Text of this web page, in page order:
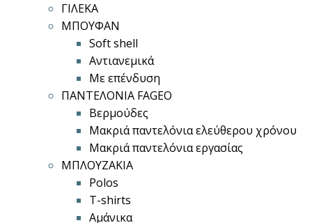
ΓΙΛΕΚΑ
ΜΠΟΥΦΑΝ
Soft shell
Αντιανεμικά
Με επένδυση
ΠΑΝΤΕΛΟΝΙΑ FAGEO
Βερμούδες
Μακριά παντελόνια ελεύθερου χρόνου
Μακριά παντελόνια εργασίας
ΜΠΛΟΥΖΑΚΙΑ
Polos
T-shirts
Αμάνικα